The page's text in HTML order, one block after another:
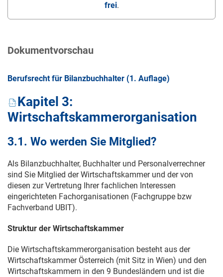
frei.
Dokumentvorschau
Berufsrecht für Bilanzbuchhalter (1. Auflage)
Kapitel 3:
Wirtschaftskammerorganisation
3.1. Wo werden Sie Mitglied?
Als Bilanzbuchhalter, Buchhalter und Personalverrechner
sind Sie Mitglied der Wirtschaftskammer und der von
diesen zur Vertretung Ihrer fachlichen Interessen
eingerichteten Fachorganisationen (Fachgruppe bzw
Fachverband UBIT).
Struktur der Wirtschaftskammer
Die Wirtschaftskammerorganisation besteht aus der
Wirtschaftskammer Österreich (mit Sitz in Wien) und den
Wirtschaftskammern in den 9 Bundesländern und ist die